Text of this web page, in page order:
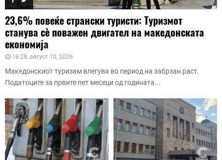
23,6% повеќе странски туристи: Туризмот
станува сè поважен двигател на македонската
економија
16:28, август 10, 2026
Македонскиот туризам влегува во период на забрзан раст.
Податоците за првите пет месеци од годината...